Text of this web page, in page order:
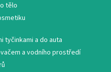
tělo
tyčinkami a do auta
a vodního prostředí